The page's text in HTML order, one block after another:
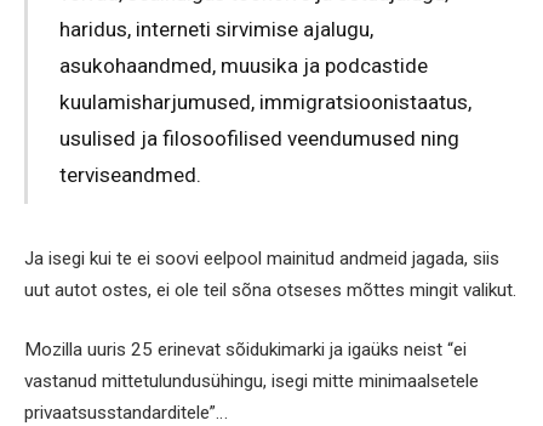
haridus, interneti sirvimise ajalugu,
asukohaandmed, muusika ja podcastide
kuulamisharjumused, immigratsioonistaatus,
usulised ja filosoofilised veendumused ning
terviseandmed.
Ja isegi kui te ei soovi eelpool mainitud andmeid jagada, siis
uut autot ostes, ei ole teil sõna otseses mõttes mingit valikut.
Mozilla uuris 25 erinevat sõidukimarki ja igaüks neist “ei
vastanud mittetulundusühingu, isegi mitte minimaalsetele
privaatsusstandarditele”…